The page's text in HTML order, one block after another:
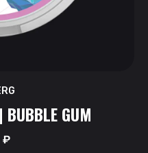
BUBBLE GUM
₽